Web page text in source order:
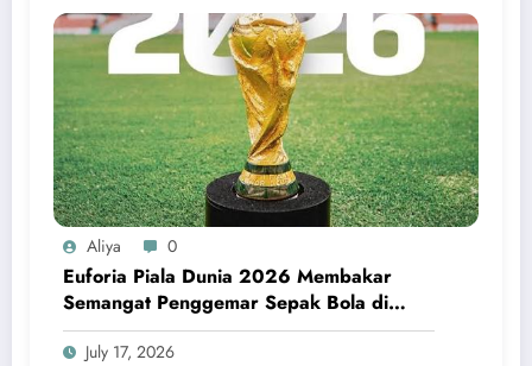
Aliya 0
Euforia Piala Dunia 2026 Membakar
Semangat Penggemar Sepak Bola di
Seluruh Dunia
July 17, 2026